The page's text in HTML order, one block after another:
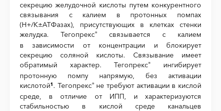
секрецию желудочной кислоты путем конкурентного
связывания с калием в протонных помпах
(H+/K±АТФазах), присутствующих в клетках стенки
желудка. Тегопрекс®
связывается с калием
в зависимости от концентрации и блокирует
секрецию соляной кислоты. Связывание имеет
обратимый характер. Тегопрекс®
ингибирует
протонную помпу напрямую, без активации
кислотой1 . Тегопрекс®не требуют активации в кислой
среде, в отличие от ИПП, и характеризуются
стабильностью в кислой среде канальцев